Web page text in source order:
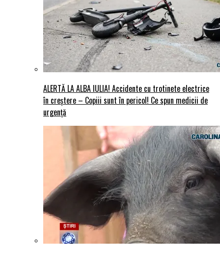
ALERTĂ LA ALBA IULIA! Accidente cu trotinete electrice
în creștere – Copiii sunt în pericol! Ce spun medicii de
urgență